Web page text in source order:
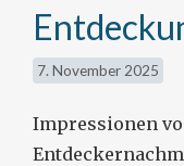
7. November 2025
Impressionen